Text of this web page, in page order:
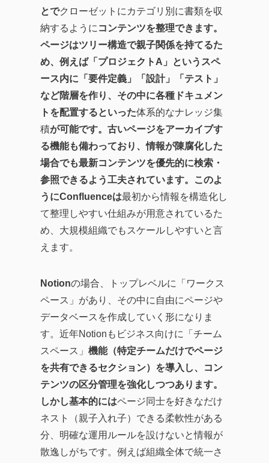
とでクローゼットにカテゴリ別に書類を収
納するように コンテンツを整理できます。
ページはツリー構造で親子関係を持てるた
め、例えば「プロジェクトA」というスペ
ース内に「要件定義」「設計」「テスト」
など階層を作り、その中に各種ドキュメン
トを配置するといった体系的なナレッジ集
積が可能です。古いページをアーカイブす
る機能も備わっており、情報が陳腐化した
場合でも最新コンテンツを優先的に検索・
参照できるよう工夫されています。このよ
うにConfluenceは最初から情報を構造化し
て整理しやすい仕組みが用意されているた
め、大規模組織でもスケールしやすいと言
えます。
Notionの場合、トップレベルに「ワークス
ペース」があり、その中に自由にページや
データベースを作成していく形になりま
す。近年Notionもビジネス向けに「チーム
スペース」 機能（特定チームだけでページ
を共有できるセクション）を導入し、コン
テンツの区分管理を強化しつつあります。
しかし基本的にはページ同士を好きなだけ
ネスト（親子入れ子）できる柔軟性がある
分、明確な運用ルールを設けないと情報が
散逸しがちです。例えば組織全体で統一さ